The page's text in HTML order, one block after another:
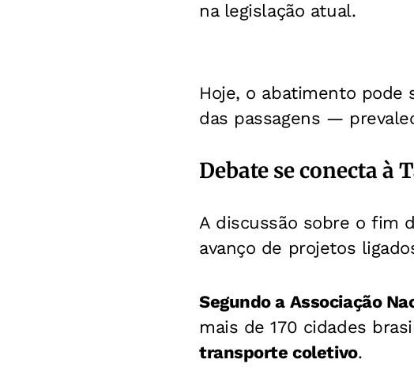
na legislação atual.
Hoje, o abatimento pode
das passagens —
Debate se conecta à
A discussão sobre o fim
avanço de projetos
Segundo a Associação
mais de 170 cidades
transporte coletivo.